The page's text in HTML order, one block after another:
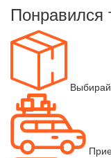
Понравился